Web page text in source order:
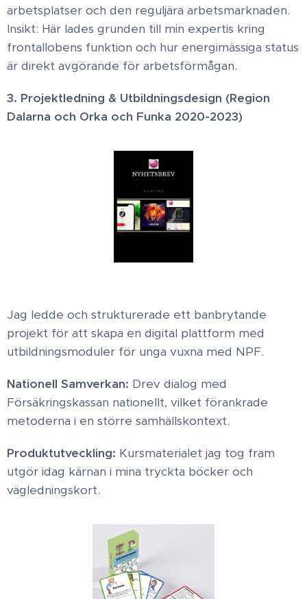
arbetsplatser och den reguljära arbetsmarknaden. ​
Insikt: Här lades grunden till min expertis kring
frontallobens funktion och hur energimässiga status
är direkt avgörande för arbetsförmågan. ​
3. Projektledning & Utbildningsdesign (Region
Dalarna och Orka och Funka 2020-2023) ​
Jag ledde och strukturerade ett banbrytande
projekt för att skapa en digital plattform med
utbildningsmoduler för unga vuxna med NPF. ​
Nationell Samverkan: Drev dialog med
Försäkringskassan nationellt, vilket förankrade
metoderna i en större samhällskontext. ​
Produktutveckling: Kursmaterialet jag tog fram
utgör idag kärnan i mina tryckta böcker och
vägledningskort. ​